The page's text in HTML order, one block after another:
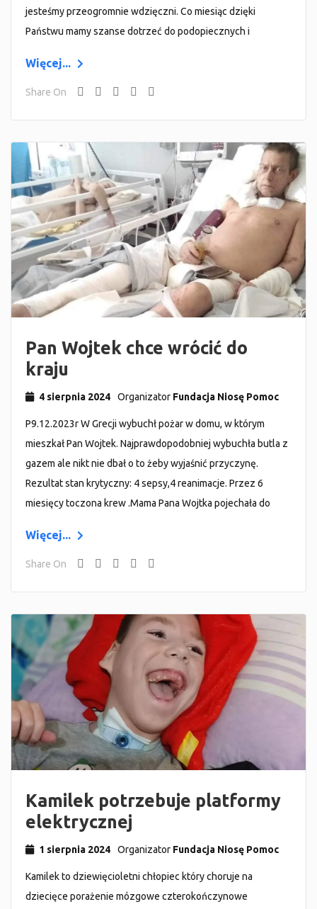
jesteśmy przeogromnie wdzięczni. Co miesiąc dzięki
Państwu mamy szanse dotrzeć do podopiecznych i
Więcej...
Share On
Pan Wojtek chce wrócić do
kraju
4 sierpnia 2024 Organizator Fundacja Niosę Pomoc
P9.12.2023r W Grecji wybuchł pożar w domu, w którym
mieszkał Pan Wojtek. Najprawdopodobniej wybuchła butla z
gazem ale nikt nie dbał o to żeby wyjaśnić przyczynę.
Rezultat stan krytyczny: 4 sepsy,4 reanimacje. Przez 6
miesięcy toczona krew .Mama Pana Wojtka pojechała do
Więcej...
Share On
Kamilek potrzebuje platformy
elektrycznej
1 sierpnia 2024 Organizator Fundacja Niosę Pomoc
Kamilek to dziewięcioletni chłopiec który choruje na
dziecięce porażenie mózgowe czterokończynowe